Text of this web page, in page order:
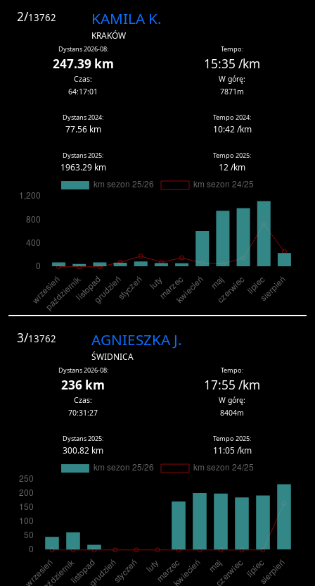
2/13762 KAMILA K.
KRAKÓW
Dystans 2026-08:
247.39 km
Tempo:
15:35 /km
Czas:
64:17:01
W górę:
7871m
Dystans 2024:
77.56 km
Tempo 2024:
10:42 /km
Dystans 2025:
1963.29 km
Tempo 2025:
12 /km
3/13762 AGNIESZKA J.
ŚWIDNICA
Dystans 2026-08:
236 km
Tempo:
17:55 /km
Czas:
70:31:27
W górę:
8404m
Dystans 2025:
300.82 km
Tempo 2025:
11:05 /km